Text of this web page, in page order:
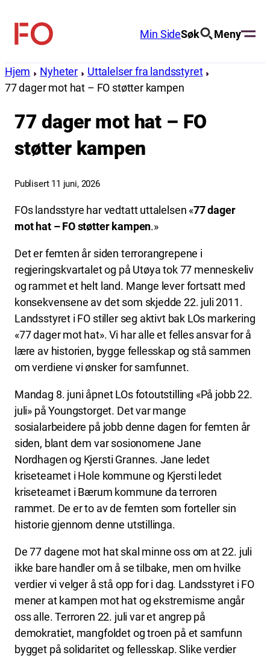
innhold
FO
Min SideSøk Meny
Hjem Nyheter
Uttalelser fra landsstyret
77 dager mot hat – FO støtter kampen
77 dager mot hat – FO
støtter kampen
Publisert 11 juni, 2026
FOs landsstyre har vedtatt uttalelsen «77 dager
mot hat – FO støtter kampen.»
Det er femten år siden terrorangrepene i
regjeringskvartalet og på Utøya tok 77 menneskeliv
og rammet et helt land. Mange lever fortsatt med
konsekvensene av det som skjedde 22. juli 2011.
Landsstyret i FO stiller seg aktivt bak LOs markering
«77 dager mot hat». Vi har alle et felles ansvar for å
lære av historien, bygge fellesskap og stå sammen
om verdiene vi ønsker for samfunnet.
Mandag 8. juni åpnet LOs fotoutstilling «På jobb 22.
juli» på Youngstorget. Det var mange
sosialarbeidere på jobb denne dagen for femten år
siden, blant dem var sosionomene Jane
Nordhagen og Kjersti Grannes. Jane ledet
kriseteamet i Hole kommune og Kjersti ledet
kriseteamet i Bærum kommune da terroren
rammet. De er to av de femten som forteller sin
historie gjennom denne utstillinga.
De 77 dagene mot hat skal minne oss om at 22. juli
ikke bare handler om å se tilbake, men om hvilke
verdier vi velger å stå opp for i dag. Landsstyret i FO
mener at kampen mot hat og ekstremisme angår
oss alle. Terroren 22. juli var et angrep på
demokratiet, mangfoldet og troen på et samfunn
bygget på solidaritet og fellesskap. Slike verdier